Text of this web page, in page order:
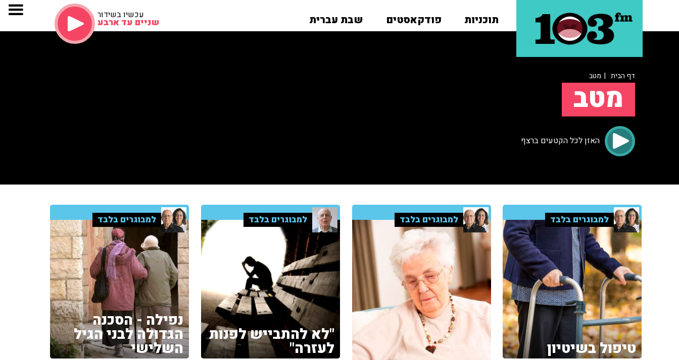
תוכניות פודקאסטים שבת עברית עכשיו בשידור
שניים עד ארבע
דף הבית | מטב
מטב
האזן לכל הקטעים ברצף
למבוגרים בלבד
טיפול בשיטיון
למבוגרים בלבד למבוגרים בלבד
"לא להתבייש לפנות
לעזרה"
למבוגרים בלבד
נפילה - הסכנה
הגדולה לבני הגיל
השלישי